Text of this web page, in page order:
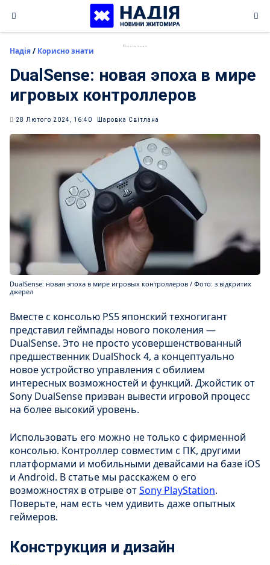
content
Надія/ Корисно знати
DualSense: новая эпоха в мире
игровых контроллеров
28 Лютого 2024, 16:40 Шаровка Світлана
DualSense: новая эпоха в мире игровых контроллеров / Фото: з відкритих
джерел
Вместе с консолью PS5 японский техногигант
представил геймпады нового поколения —
DualSense. Это не просто усовершенствованный
предшественник DualShock 4, а концептуально
новое устройство управления с обилием
интересных возможностей и функций. Джойстик от
Sony DualSense призван вывести игровой процесс
на более высокий уровень.
Использовать его можно не только с фирменной
консолью. Контроллер совместим с ПК, другими
платформами и мобильными девайсами на базе iOS
и Android. В статье мы расскажем о его
возможностях в отрыве отSony PlayStation.
Поверьте, нам есть чем удивить даже опытных
геймеров.
Конструкция и дизайн